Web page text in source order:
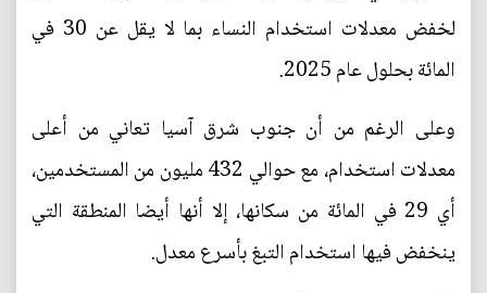
لخفض معدلات استخدام النساء بما لا يقل عن 30 في
المائة بحلول عام 2025.
وعلى الرغم من أن جنوب شرق آسيا تعاني من أعلى
معدلات استخدام، مع حوالي 432 مليون من المستخدمين،
أي 29 في المائة من سكانها، إلا أنها أيضا المنطقة التي
ينخفض فيها استخدام التبغ بأسرع معدل.